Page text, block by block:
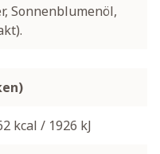
Sonnenblumenöl,
kcal / 1926 kJ